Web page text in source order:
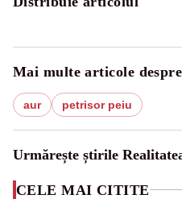
Mai multe articole despre
aur petrisor peiu
Urmărește știrile
CELE MAI CITITE